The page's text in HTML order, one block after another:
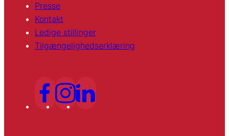
Presse
Kontakt
Ledige stillinger
Tilgængelighedserklæring